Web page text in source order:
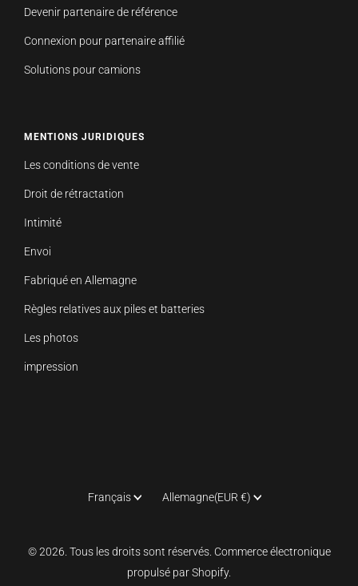
Devenir partenaire de référence
Connexion pour partenaire affilié
Solutions pour camions
MENTIONS JURIDIQUES
Les conditions de vente
Droit de rétractation
Intimité
Envoi
Fabriqué en Allemagne
Règles relatives aux piles et batteries
Les photos
impression
Langue
Français Pays
Allemagne (EUR €)
© 2026. Tous les droits sont réservés. Commerce électronique
propulsé par Shopify.